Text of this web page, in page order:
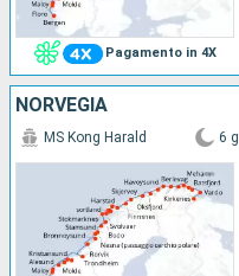
Pagamento in 4X
NORVEGIA
MS Kong Harald 6 g